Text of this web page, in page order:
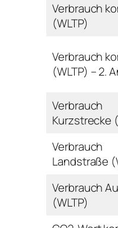
Verbrauch
(WLTP)
Verbrauch
(WLTP) – 2.
Verbrauch
Kurzstrecke
Verbrauch
Landstraße
Verbrauch
(WLTP)